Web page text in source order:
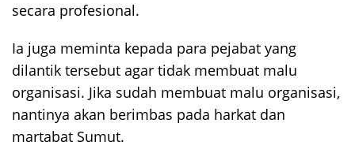
secara profesional.
Ia juga meminta kepada para pejabat yang
dilantik tersebut agar tidak membuat malu
organisasi. Jika sudah membuat malu organisasi,
nantinya akan berimbas pada harkat dan
martabat Sumut.